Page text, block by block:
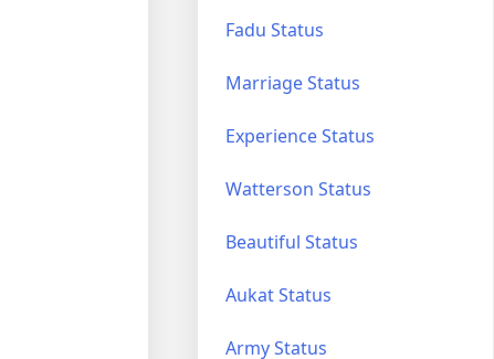
Fadu Status
Marriage Status
Experience Status
Watterson Status
Beautiful Status
Aukat Status
Army Status